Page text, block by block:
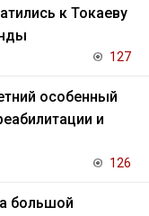
к Токаеву
127
особенный
и
126
большой